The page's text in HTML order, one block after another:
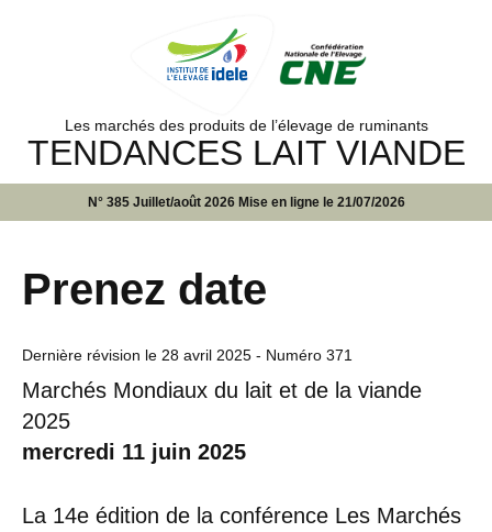
Les marchés des produits de l’élevage de ruminants
TENDANCES LAIT VIANDE
N° 385 Juillet/août 2026 Mise en ligne le 21/07/2026
Prenez date
Dernière révision le 28 avril 2025 - Numéro 371
Marchés Mondiaux du lait et de la viande
2025
mercredi 11 juin 2025
La 14e édition de la conférence Les Marchés